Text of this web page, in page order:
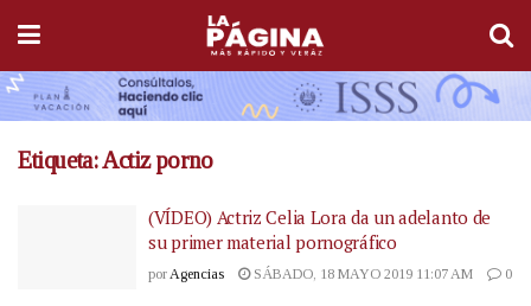
Etiqueta:Actiz porno
(VÍDEO) Actriz Celia Lora da un adelanto de
su primer material pornográfico
por Agencias SÁBADO, 18 MAYO 2019 11:07 AM 0